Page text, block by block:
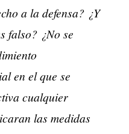
a la defensa? ¿Y
falso? ¿No se
en el que se
cualquier
las medidas